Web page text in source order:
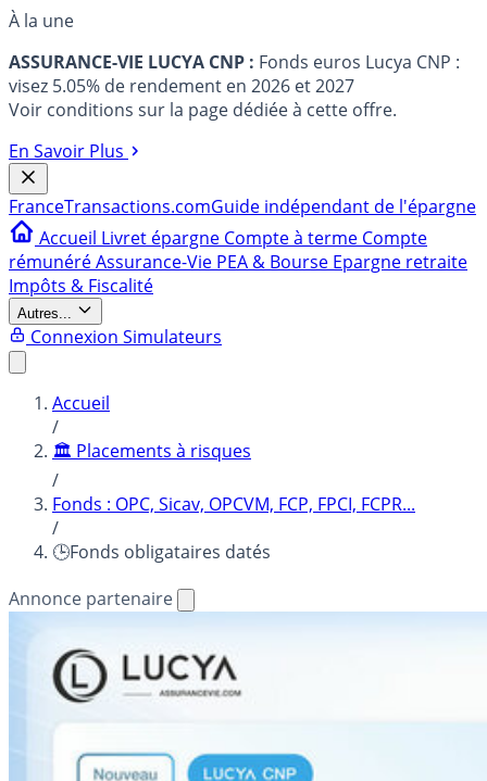
À la une
ASSURANCE-VIE LUCYA CNP : Fonds euros Lucya CNP :
visez 5.05% de rendement en 2026 et 2027
Voir conditions sur la page dédiée à cette offre.
En Savoir Plus
FranceTransactions.comGuide indépendant de l'épargne
Accueil Livret épargne Compte à terme Compte
rémunéréAssurance-Vie PEA & Bourse Epargne retraite
Impôts & Fiscalité
Autres...
Connexion Simulateurs
Accueil
/
🏛️ Placements à risques
/
Fonds : OPC, Sicav, OPCVM, FCP, FPCI, FCPR...
/
🕒Fonds obligataires datés
Annonce partenaire